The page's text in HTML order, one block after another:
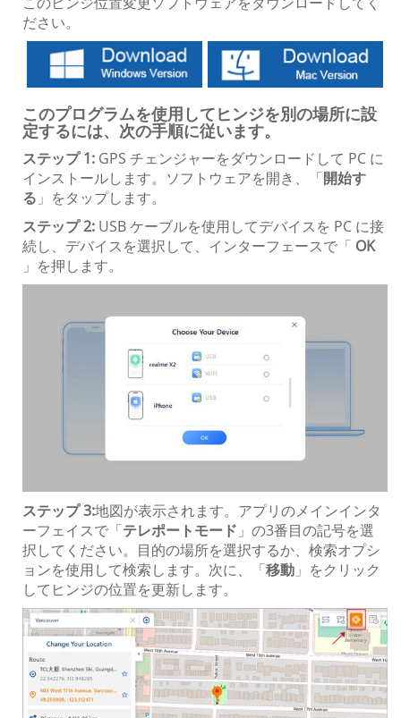
ださい。
このプログラムを使用してヒンジを別の場所に設
定するには、次の手順に従います。
ステップ 1: GPS チェンジャーをダウンロードして PC に
インストールします。ソフトウェアを開き、「開始す
る 」をタップします。
ステップ 2: USB ケーブルを使用してデバイスを PC に接
続し、デバイスを選択して、インターフェースで「 OK
」を押します。
ステップ 3:地図が表示されます。アプリのメインインタ
ーフェイスで「テレポートモード 」の3番目の記号を選
択してください。目的の場所を選択するか、検索オプシ
ョンを使用して検索します。次に、「移動 」をクリック
してヒンジの位置を更新します。